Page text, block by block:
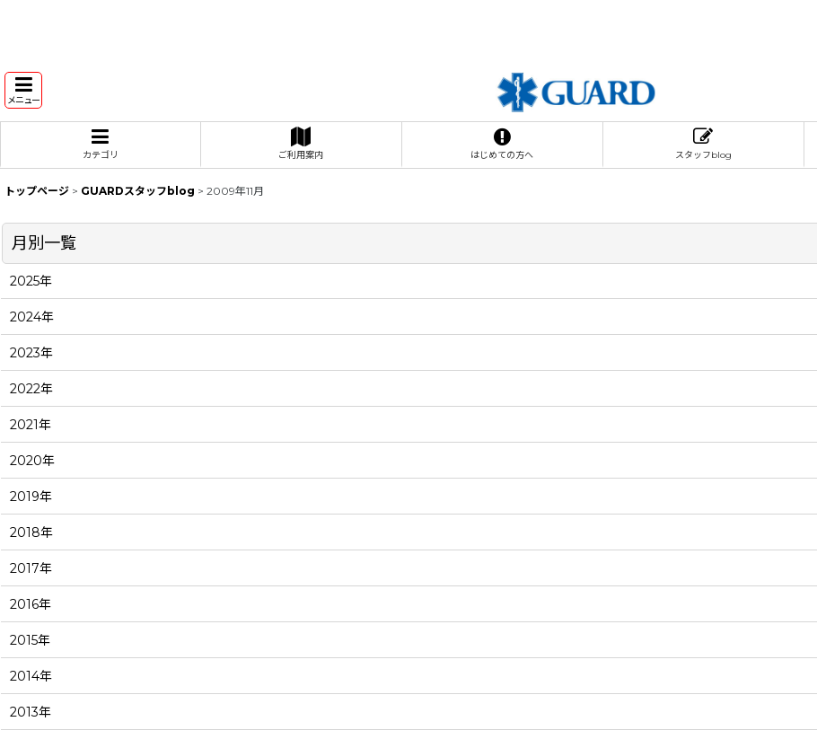
メニュー
カテゴリ ご利用案内 はじめての方へ スタッフblog
トップページ > GUARDスタッフblog > 2009年11月
月別一覧
2025年
2024年
2023年
2022年
2021年
2020年
2019年
2018年
2017年
2016年
2015年
2014年
2013年